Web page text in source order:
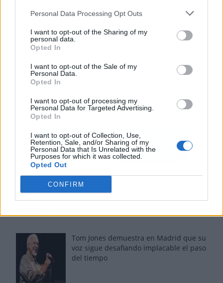
Personal Data Processing Opt Outs
I want to opt-out of the Sharing of my
personal data.
Opted In
I want to opt-out of the Sale of my
Personal Data.
Opted In
I want to opt-out of processing my
Personal Data for Targeted Advertising.
Opted In
I want to opt-out of Collection, Use,
Retention, Sale, and/or Sharing of my
Personal Data that Is Unrelated with the
Purposes for which it was collected.
Opted Out
CONFIRM
Tom Jones demuestra en Madrid que su
voz sigue desafiando implacable el paso
del tiempo